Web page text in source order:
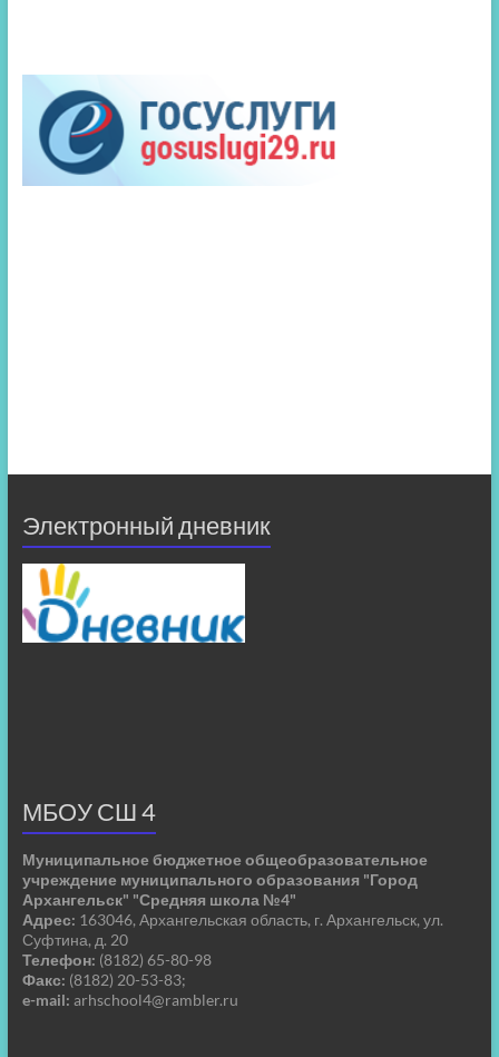
Электронный дневник
МБОУ СШ 4
Муниципальное бюджетное общеобразовательное
учреждение муниципального образования "Город
Архангельск" "Средняя школа №4"
Адрес: 163046, Архангельская область, г. Архангельск, ул.
Суфтина, д. 20
Телефон: (8182) 65-80-98
Факс: (8182) 20-53-83;
e-mail: arhschool4@rambler.ru